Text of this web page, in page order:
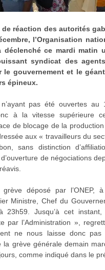
de réaction des autorités
l’Organisation
déclenché ce mardi matin
syndicat des
le gouvernement et le
épineux.
pas été ouvertes
à la vitesse supérieure
de blocage de la
aux « travailleurs du
sans distinction
d’ouverture de négociations
déposé par l’ONEP,
Ministre, Chef du
23h59. Jusqu’à cet instant,
par l’Administration »,
ne nous laisse donc
la grève générale demain
comme indiqué dans le